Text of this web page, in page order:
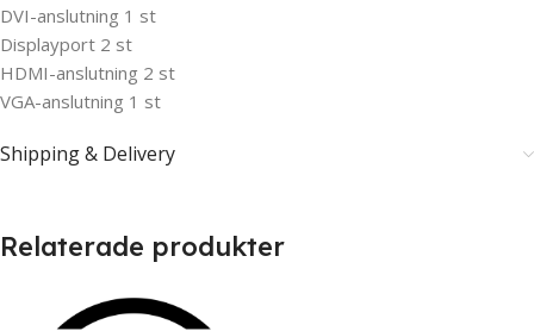
DVI-anslutning 1 st
Displayport 2 st
HDMI-anslutning 2 st
VGA-anslutning 1 st
Shipping & Delivery
Relaterade produkter